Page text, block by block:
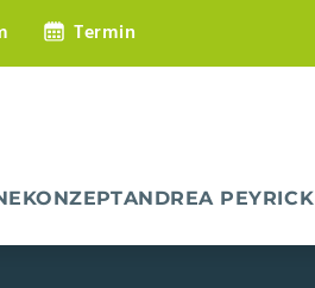
Termin
KONZEPTANDREA PEYRICK